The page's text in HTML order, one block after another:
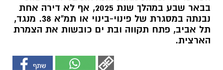
בבאר שבע במהלך שנת 2025, אף לא דירה אחת
נבנתה במסגרת של פינוי-בינוי או תמ"א 38. מנגד,
תל אביב, פתח תקווה ובת ים כובשות את הצמרת
הארצית.